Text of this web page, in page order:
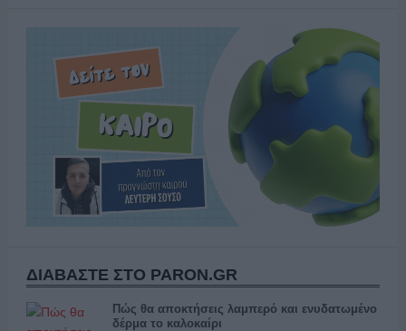
ΔΙΑΒΑΣΤΕ ΣΤΟ PARON.GR
Πώς θα αποκτήσεις λαμπερό και ενυδατωμένο
δέρμα το καλοκαίρι